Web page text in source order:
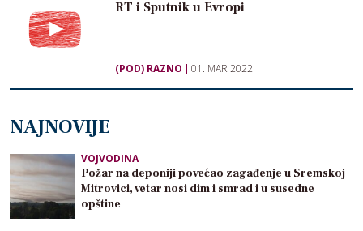
RT i Sputnik u Evropi
(POD) RAZNO 01. MAR 2022
NAJNOVIJE
VOJVODINA
Požar na deponiji povećao zagađenje u Sremskoj
Mitrovici, vetar nosi dim i smrad i u susedne
opštine